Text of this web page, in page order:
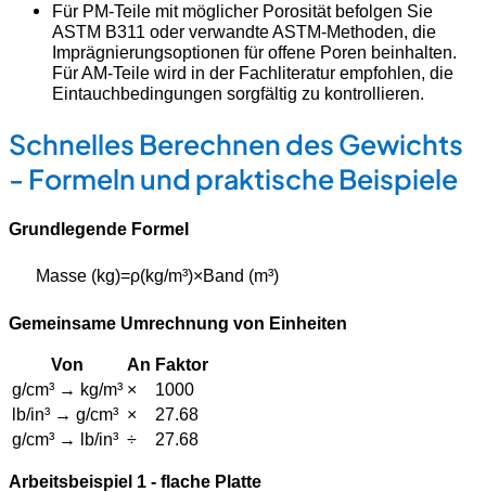
Für PM-Teile mit möglicher Porosität befolgen Sie
ASTM B311 oder verwandte ASTM-Methoden, die
Imprägnierungsoptionen für offene Poren beinhalten.
Für AM-Teile wird in der Fachliteratur empfohlen, die
Eintauchbedingungen sorgfältig zu kontrollieren.
Schnelles Berechnen des Gewichts
- Formeln und praktische Beispiele
Grundlegende Formel
Masse (kg)=ρ(kg/m³)×Band (m³)
Gemeinsame Umrechnung von Einheiten
Von An Faktor
g/cm³ → kg/m³ ×
1000
lb/in³ → g/cm³ ×
27.68
g/cm³ → lb/in³ ÷ 27.68
Arbeitsbeispiel 1 - flache Platte